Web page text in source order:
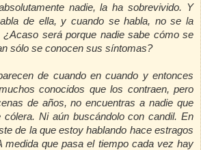
nadie, la ha sobrevivido. Y
de ella, y cuando se habla, no se la
será porque nadie sabe cómo se
sólo se conocen sus síntomas?
de cuando en cuando y entonces
conocidos que los contraen, pero
de años, no encuentras a nadie que
Ni aún buscándolo con candil. En
de la que estoy hablando hace estragos
medida que pasa el tiempo cada vez hay